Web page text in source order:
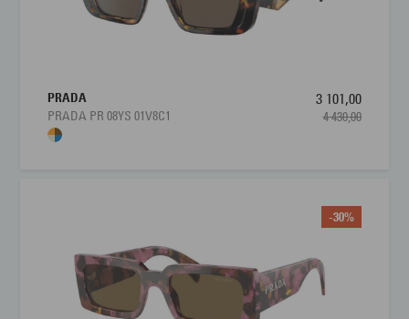
PRADA
PRADA PR 08YS 01V8C1
3 101,00
4 430,00
-30%